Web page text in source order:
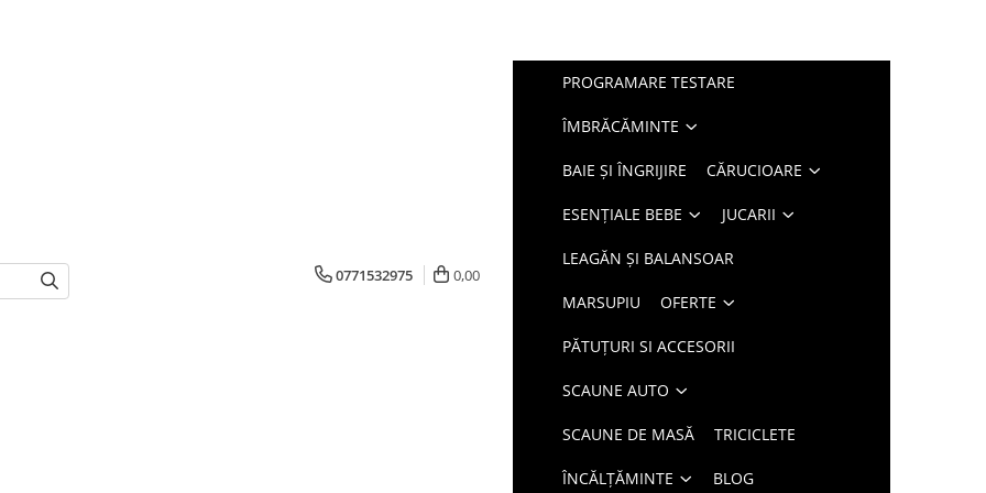
0771532975 0,00
PROGRAMARE TESTARE
ÎMBRĂCĂMINTE
BAIE ȘI ÎNGRIJIRE CĂRUCIOARE
ESENȚIALE BEBE JUCARII
LEAGĂN ȘI BALANSOAR
MARSUPIU OFERTE
PĂTUȚURI SI ACCESORII
SCAUNE AUTO
SCAUNE DE MASĂ TRICICLETE
ÎNCĂLȚĂMINTE BLOG